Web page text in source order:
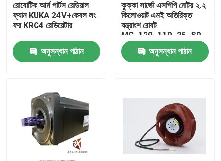
পণ্য
রোবোটিক আর্ম পার্টস রেডিয়াল
ফ্যান KUKA 24V+কেবল লং
ফর KRC4 রেডিয়েটার
অনুসন্ধান পাঠান
কুক্কা সার্ভো এসপিপি মোটর ২.২
কিলোওয়াট এমই অতিরিক্ত
যন্ত্রাংশ রোবট
MG_120_110_25_S0
অনুসন্ধান পাঠান